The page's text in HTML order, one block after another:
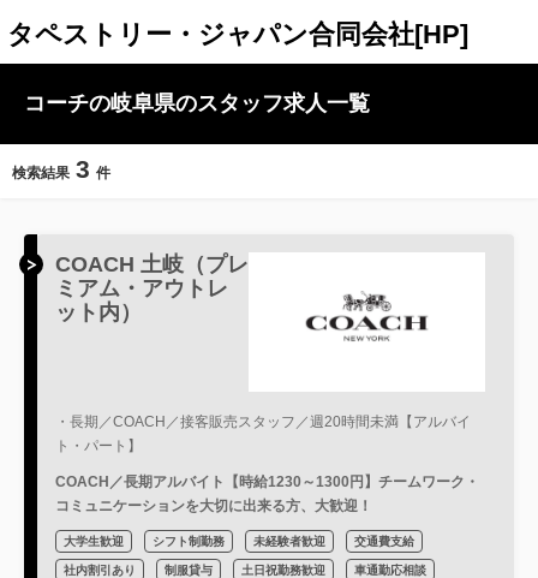
タペストリー・ジャパン合同会社[HP]
コーチの岐阜県のスタッフ求人一覧
検索結果 3 件
COACH 土岐（プレ
ミアム・アウトレ
ット内）
・長期／COACH／接客販売スタッフ／週20時間未満【アルバイ
ト・パート】
COACH／長期アルバイト【時給1230～1300円】チームワーク・
コミュニケーションを大切に出来る方、大歓迎！
大学生歓迎 シフト制勤務 未経験者歓迎 交通費支給
社内割引あり 制服貸与 土日祝勤務歓迎 車通勤応相談